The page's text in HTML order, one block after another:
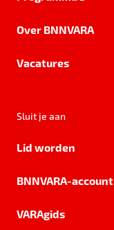
Over BNNVARA
Vacatures
Sluit je aan
Lid worden
BNNVARA-account
VARAgids